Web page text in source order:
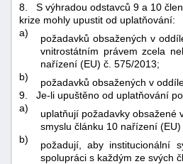
8.
S výhradou odstavců 9 a 10
krize mohly upustit od uplatňování:
a)
požadavků obsažených v
vnitrostátním právem zcela
nařízení (EU) č. 575/2013;
b)
požadavků obsažených v
9.
Je-li upuštěno od uplatňování
a)
uplatňují požadavky obsažené
smyslu článku 10 nařízení
b)
požadují, aby institucionální
spolupráci s každým ze svých